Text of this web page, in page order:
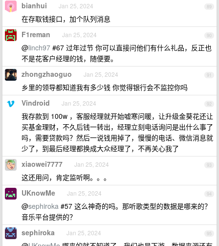
89
bianhui Jan 25, 2024
在存取钱接口，加个队列消息
90
F1reman Jan 25, 2024
@linch97 #67 过年过节 你可以直接问他们有什么礼品，反正也
不是花客户经理的钱，随便要。
91
zhongzhaoguo Jan 25, 2024
乡里的领导都知道我有多少钱 你觉得银行会不监控你吗
92
Vindroid Jan 25, 2024
我存款到 100w ，客服经理就开始嘘寒问暖，让升级金葵花还让
买基金理财，不久后钱一转出，经理立刻电话询问是出什么事了
吗，需要贷款吗？然后一说钱用掉了，慢慢的电话、微信消息就
少了，到最后经理都换成大众经理了，不再关心我了
93
xiaowei7777 Jan 25, 2024
这还用问，肯定监听啊。。。
94
UKnowMe Jan 25, 2024
@sephiroka #57 这么神奇的吗。那听歌类型的数据是哪来的？
音乐平台提供的？
95
sephiroka Jan 25, 2024